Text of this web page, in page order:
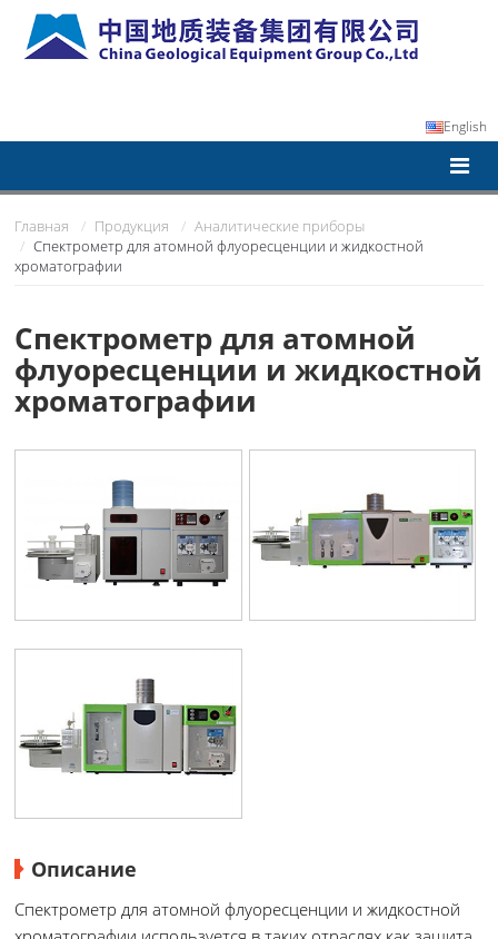
English
Главная Продукция
Аналитические приборы
Спектрометр для атомной флуоресценции и жидкостной
хроматографии
Спектрометр для атомной
флуоресценции и жидкостной
хроматографии
Описание
Спектрометр для атомной флуоресценции и жидкостной